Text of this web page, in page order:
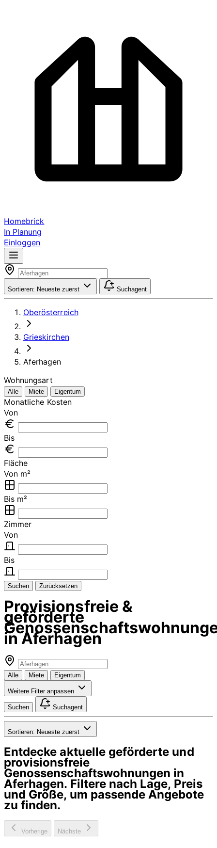
Homebrick
In Planung
Einloggen
Sortieren: Neueste zuerst Suchagent
Oberösterreich
Grieskirchen
Aferhagen
Wohnungsart
Alle Miete Eigentum
Monatliche Kosten
Von
Bis
Fläche
Von m²
Bis m²
Zimmer
Von
Bis
Suchen Zurücksetzen
Provisionsfreie &
geförderte
in Aferhagen
Alle Miete Eigentum
Weitere Filter anpassen
Suchen Suchagent
Sortieren: Neueste zuerst
Entdecke aktuelle geförderte und
provisionsfreie
Genossenschaftswohnungen in
Aferhagen. Filtere nach Lage, Preis
und Größe, um passende Angebote
zu finden.
Vorherige Nächste